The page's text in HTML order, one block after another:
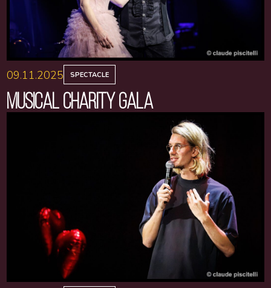
09.11.2025 SPECTACLE
MUSICAL CHARITY GALA